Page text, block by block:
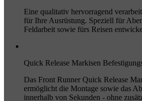
Eine qualitativ hervorragend
für Ihre Ausrüstung. Speziell für
Feldarbeit sowie fürs Reisen
Quick Release Markisen
Das Front Runner Quick Release
ermöglicht die Montage sowie das
innerhalb von Sekunden - ohne